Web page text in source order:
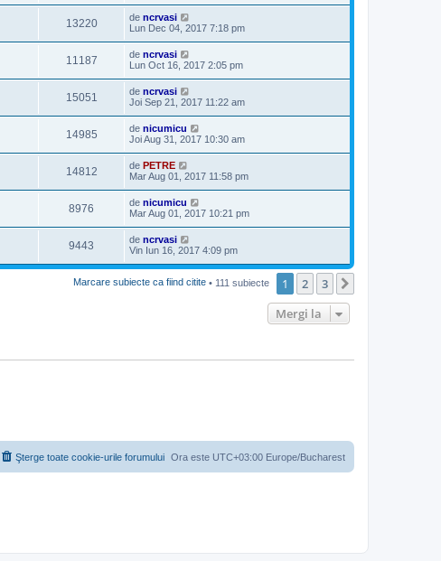
13220 de ncrvasi
Lun Dec 04, 2017 7:18 pm
11187 de ncrvasi
Lun Oct 16, 2017 2:05 pm
15051 de ncrvasi
Joi Sep 21, 2017 11:22 am
14985 de nicumicu
Joi Aug 31, 2017 10:30 am
14812 de PETRE
Mar Aug 01, 2017 11:58 pm
8976 de nicumicu
Mar Aug 01, 2017 10:21 pm
9443 de ncrvasi
Vin Iun 16, 2017 4:09 pm
Marcare subiecte ca fiind citite • 111 subiecte 1 2 3
Mergi la
Ora este UTC+03:00 Europe/Bucharest
Şterge toate cookie-urile forumului